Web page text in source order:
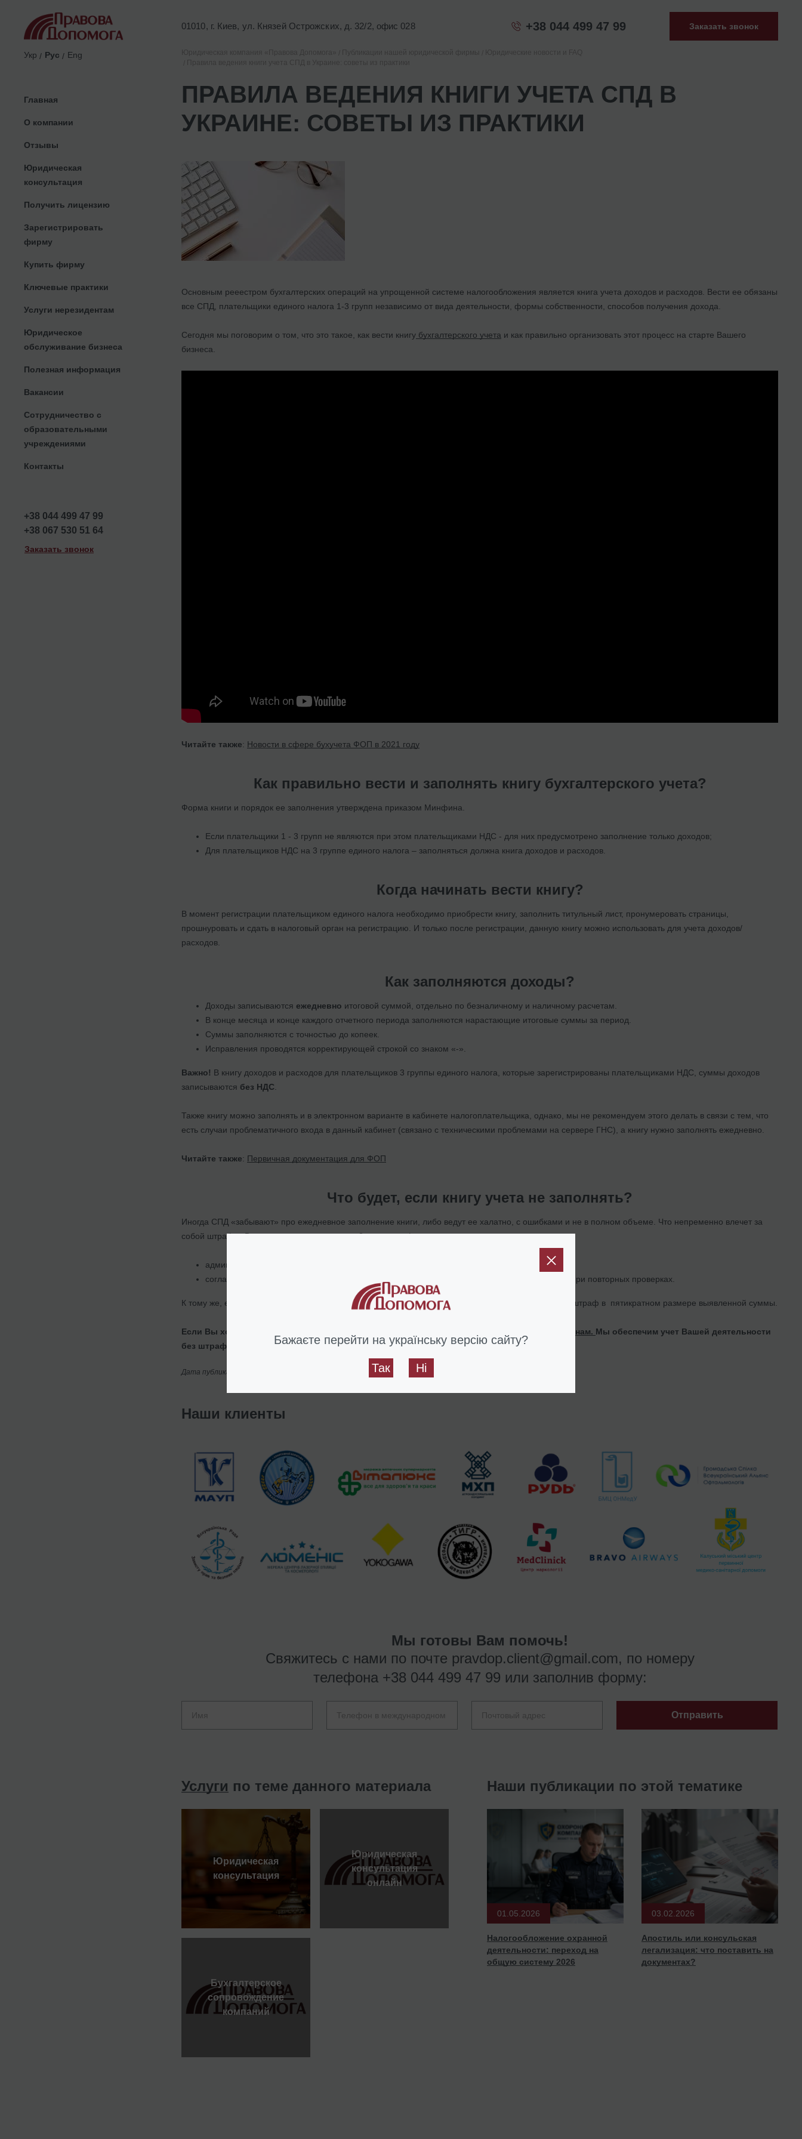
01010, г. Киев, ул. Князей Острожских, д. 32/2, офис 028 +38 044 499 47 99 Заказать звонок
Укр Рус Eng
Главная
О компании
Отзывы
Юридическая
консультация
Получить лицензию
Зарегистрировать
фирму
Купить фирму
Ключевые практики
Услуги нерезидентам
Юридическое
обслуживание бизнеса
Полезная информация
Вакансии
Сотрудничество с
образовательными
учреждениями
Контакты
+38 044 499 47 99
+38 067 530 51 64
Заказать звонок
ПРАВИЛА ВЕДЕНИЯ КНИГИ УЧЕТА СПД В
УКРАИНЕ: СОВЕТЫ ИЗ ПРАКТИКИ
Основным рееестром бухгалтерских операций на упрощенной системе налогообложения является книга учета доходов и расходов. Вести ее обязаны
все СПД, плательщики единого налога 1-3 групп независимо от вида деятельности, формы собственности, способов получения дохода.
Сегодня мы поговорим о том, что это такое, как вести книгу бухгалтерского учета и как правильно организовать этот процесс на старте Вашего
бизнеса.
Читайте также: Новости в сфере бухучета ФОП в 2021 году
Как правильно вести и заполнять книгу бухгалтерского учета?
Форма книги и порядок ее заполнения утверждена приказом Минфина.
Если плательщики 1 - 3 групп не являются при этом плательщиками НДС - для них предусмотрено заполнение только доходов;
Для плательщиков НДС на 3 группе единого налога – заполняться должна книга доходов и расходов.
Когда начинать вести книгу?
В момент регистрации плательщиком единого налога необходимо приобрести книгу, заполнить титульный лист, пронумеровать страницы,
прошнуровать и сдать в налоговый орган на регистрацию. И только после регистрации, данную книгу можно использовать для учета доходов/
расходов.
Как заполняются доходы?
Доходы записываются ежедневно итоговой суммой, отдельно по безналичному и наличному расчетам.
В конце месяца и конце каждого отчетного периода заполняются нарастающие итоговые суммы за период.
Суммы заполняются с точностью до копеек.
Исправления проводятся корректирующей строкой со знаком «-».
Важно! В книгу доходов и расходов для плательщиков 3 группы единого налога, которые зарегистрированы плательщиками НДС, суммы доходов
записываются без НДС
Также книгу можно заполнять и в электронном варианте в кабинете налогоплательщика, однако, мы не рекомендуем этого делать в связи с тем, что
есть случаи проблематичного входа в данный кабинет (связано с техническими проблемами на сервере ГНС), а книгу нужно заполнять ежедневно.
Читайте также: Первичная документация для ФОП
Что будет, если книгу учета не заполнять?
Иногда СПД «забывают» про ежедневное заполнение книги, либо ведут ее халатно, с ошибками и не в полном объеме. Что непременно влечет за
собой штрафы. В этом случае применяются 2 вида штрафа:
административный - на данный момент от 51 до 85 грн;
согласно НКУ за несоблюдение требований учета - 510 грн при первой проверке и 1020 грн при повторных проверках.
К тому же, если проверяющими будет выявлен факт невнесения доходов в книгу, будет применен штраф в пятикратном размере выявленной суммы.
Если Вы хотите, чтобы Ваша книга учета заполнялась правильно и вовремя - поручите это нам. Мы обеспечим учет Вашей деятельности
без штрафов и просрочек.
Дата публикации: 28/04/2020
Наши клиенты
Мы готовы Вам помочь!
Свяжитесь с нами по почте pravdop.client@gmail.com, по номеру
телефона +38 044 499 47 99 или заполнив форму:
Отправить
Услуги по теме данного материала
Юридическая
консультация
Юридическая
консультация
онлайн
Бухгалтерское
сопровождение
компаний
Наши публикации по этой тематике
01.05.2026
Налогообложение охранной
деятельности: переход на
общую систему 2026
03.02.2026
Апостиль или консульская
легализация: что поставить на
документах?
Бажаєте перейти на українську версію сайту?
Так Ні